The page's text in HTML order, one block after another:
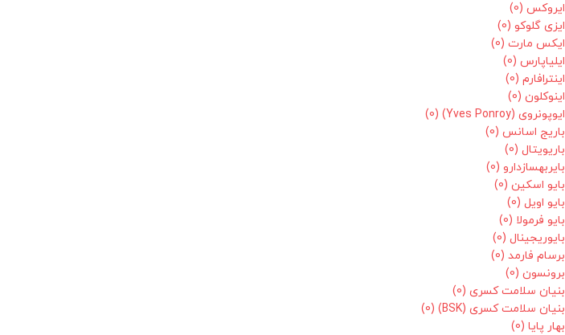
ایروکس (0)
ایزی گلوکو (0)
ایکس مارت (0)
ایلیاپارس (0)
اینترافارم (0)
اینوکلون (0)
ایوپونروی (Yves Ponroy)
(0)
باریج اسانس (0)
باریویتال (0)
بایربهسازدارو (0)
بایو اسکین (0)
بایو اویل (0)
بایو فرمولا (0)
بایوریجینال (0)
برسام فارمد (0)
برونسون (0)
بنیان سلامت کسری (0)
بنیان سلامت کسری (BSK)
(0)
بهار پایا (0)